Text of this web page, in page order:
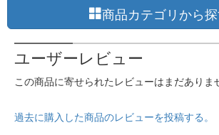
商品カテゴリから
ユーザーレビュー
この商品に寄せられたレビューはまだありま
過去に購入した商品のレビューを投稿する。